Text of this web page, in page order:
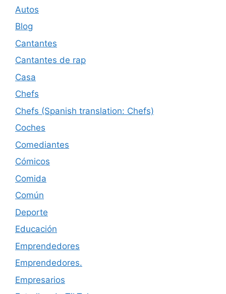
Autos
Blog
Cantantes
Cantantes de rap
Casa
Chefs
Chefs (Spanish translation: Chefs)
Coches
Comediantes
Cómicos
Comida
Común
Deporte
Educación
Emprendedores
Emprendedores.
Empresarios